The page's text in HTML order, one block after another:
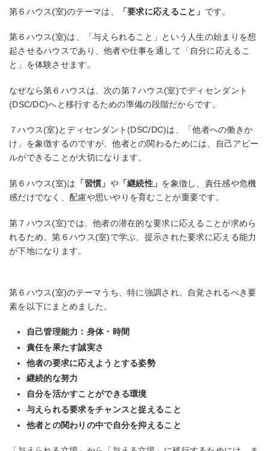
第６ハウス(室)のテーマは、 「要求に応えること」 です。
第６ハウス(室)は、「与えられること」という人生の始まりを想
起させるハウスであり、他者や仕事を通して「自分に応えるこ
と」を体験させます。
なぜなら第６ハウスは、次の第７ハウス(室)でディセンダント
(DSC/DC)へと移行するための準備の段階だからです。
７ハウス(室)とディセンダント(DSC/DC)は、「他者への働きか
け」を象徴するのですが、他者との関わるためには、自己アピー
ルができることが大切になります。
第６ハウス(室)は 「習慣」 や「継続性」 を象徴し、責任感や危機
感だけでなく、配慮や思いやりを育むことが重要です。
第７ハウス(室)では、他者の潜在的な要求に応えることが求めら
れるため、第６ハウス(室)で学ぶ、提示された要求に応える能力
が下地になります。
第６ハウス(室)のテーマうち、特に強調され、自覚されるべき要
素を以下にまとめました。
自己管理能力：身体・時間
責任を果たす誠実さ
他者の要求に応えようとする姿勢
継続的な努力
自分を活かすことができる環境
与えられる要求をチャンスと捉えること
他者との関わりの中で自分を抑えること